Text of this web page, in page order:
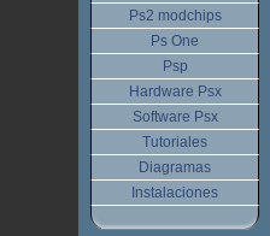
Ps2 modchips
Ps One
Psp
Hardware Psx
Software Psx
Tutoriales
Diagramas
Instalaciones